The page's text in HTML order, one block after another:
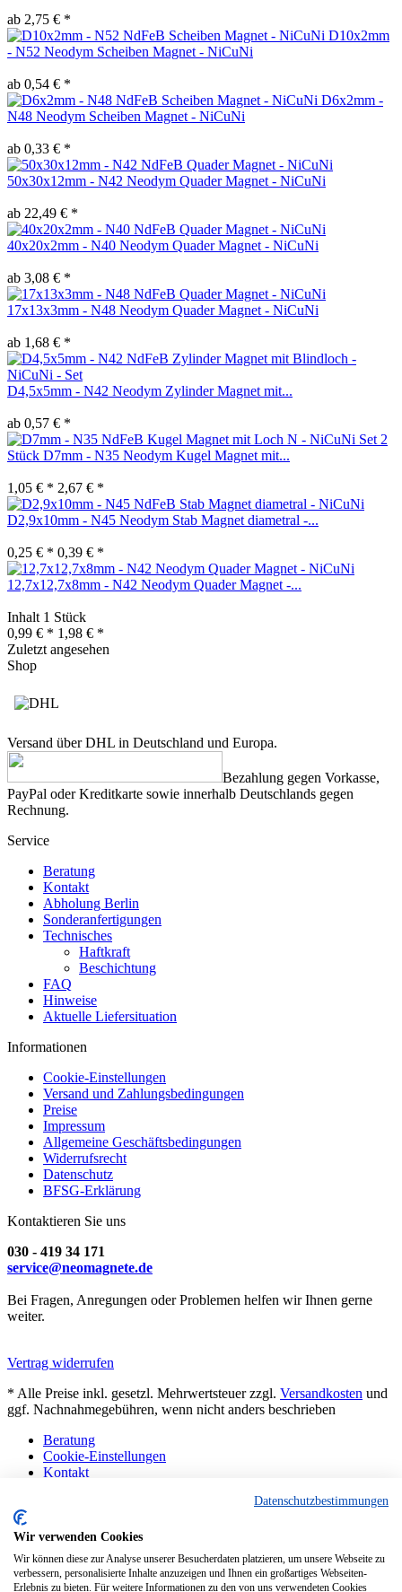
ab 2,75 € *
D10x2mm
- N52 Neodym Scheiben Magnet - NiCuNi
ab 0,54 € *
D6x2mm -
N48 Neodym Scheiben Magnet - NiCuNi
ab 0,33 € *
50x30x12mm - N42 Neodym Quader Magnet - NiCuNi
ab 22,49 € *
40x20x2mm - N40 Neodym Quader Magnet - NiCuNi
ab 3,08 € *
17x13x3mm - N48 Neodym Quader Magnet - NiCuNi
ab 1,68 € *
D4,5x5mm - N42 Neodym Zylinder Magnet mit...
ab 0,57 € *
Set 2
Stück D7mm - N35 Neodym Kugel Magnet mit...
1,05 € * 2,67 € *
D2,9x10mm - N45 Neodym Stab Magnet diametral -...
0,25 € * 0,39 € *
12,7x12,7x8mm - N42 Neodym Quader Magnet -...
Inhalt 1 Stück
0,99 € * 1,98 € *
Zuletzt angesehen
Shop
Versand über DHL in Deutschland und Europa.
Bezahlung gegen Vorkasse,
PayPal oder Kreditkarte sowie innerhalb Deutschlands gegen
Rechnung.
Service
Beratung
Kontakt
Abholung Berlin
Sonderanfertigungen
Technisches
Haftkraft
Beschichtung
FAQ
Hinweise
Aktuelle Liefersituation
Informationen
Cookie-Einstellungen
Versand und Zahlungsbedingungen
Preise
Impressum
Allgemeine Geschäftsbedingungen
Widerrufsrecht
Datenschutz
BFSG-Erklärung
Kontaktieren Sie uns
030 - 419 34 171
service@neomagnete.de
Bei Fragen, Anregungen oder Problemen helfen wir Ihnen gerne
weiter.
Vertrag widerrufen
* Alle Preise inkl. gesetzl. Mehrwertsteuer zzgl. Versandkosten und
ggf. Nachnahmegebühren, wenn nicht anders beschrieben
Beratung
Cookie-Einstellungen
Kontakt
FAQ
Hinweise
Aktuelle Liefersituation
Datenschutzbestimmungen
Wir verwenden Cookies
Wir können diese zur Analyse unserer Besucherdaten platzieren, um unsere Webseite zu
verbessern, personalisierte Inhalte anzuzeigen und Ihnen ein großartiges Webseiten-
Erlebnis zu bieten. Für weitere Informationen zu den von uns verwendeten Cookies